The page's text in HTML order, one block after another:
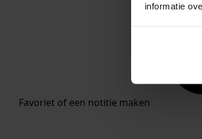
informatie
Favoriet of een notitie maken